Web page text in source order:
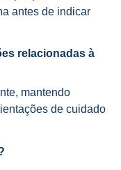
antes de indicar
relacionadas à
mantendo
de cuidado